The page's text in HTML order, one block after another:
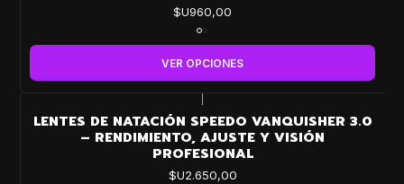
$U960,00
VER OPCIONES
LENTES DE NATACIÓN SPEEDO VANQUISHER 3.0
– RENDIMIENTO, AJUSTE Y VISIÓN
PROFESIONAL
$U2.650,00